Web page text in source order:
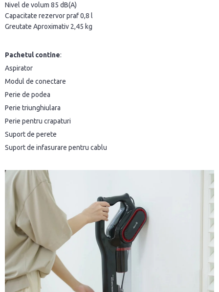
Nivel de volum 85 dB(A)
Capacitate rezervor praf 0,8 l
Greutate Aproximativ 2,45 kg
Pachetul contine:
Aspirator
Modul de conectare
Perie de podea
Perie triunghiulara
Perie pentru crapaturi
Suport de perete
Suport de infasurare pentru cablu